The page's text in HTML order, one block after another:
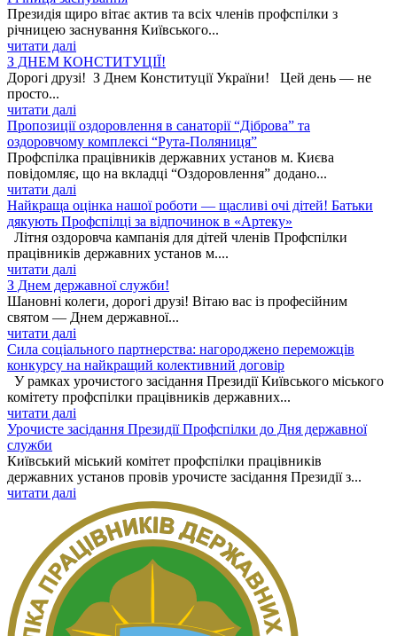
Президія щиро вітає актив та всіх членів профспілки з
річницею заснування Київського...
читати далі
З ДНЕМ КОНСТИТУЦІЇ!
Дорогі друзі! З Днем Конституції України! Цей день — не
просто...
читати далі
Пропозиції оздоровлення в санаторії “Діброва” та
оздоровчому комплексі “Рута-Поляниця”
Профспілка працівників державних установ м. Києва
повідомляє, що на вкладці “Оздоровлення” додано...
читати далі
Найкраща оцінка нашої роботи — щасливі очі дітей! Батьки
дякують Профспілці за відпочинок в «Артеку»
Літня оздоровча кампанія для дітей членів Профспілки
працівників державних установ м....
читати далі
З Днем державної служби!
Шановні колеги, дорогі друзі! Вітаю вас із професійним
святом — Днем державної...
читати далі
Сила соціального партнерства: нагороджено переможців
конкурсу на найкращий колективний договір
У рамках урочистого засідання Президії Київського міського
комітету профспілки працівників державних...
читати далі
Урочисте засідання Президії Профспілки до Дня державної
служби
Київський міський комітет профспілки працівників
державних установ провів урочисте засідання Президії з...
читати далі